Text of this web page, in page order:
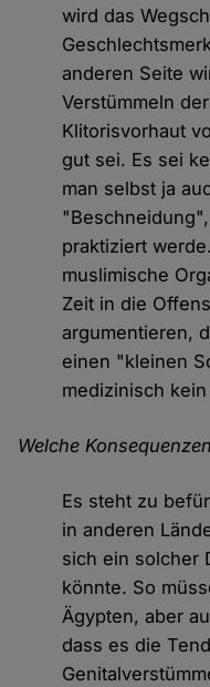
wird das
anderen Seite
Verstümmeln
Klitorisvorhaut
gut sei. Es sei
man selbst ja
praktiziert
muslimische
Zeit in die
argumentieren,
einen "kleinen
medizinisch
Welche
Es steht zu
in anderen
sich ein solcher
könnte. So
Ägypten, aber
dass es die